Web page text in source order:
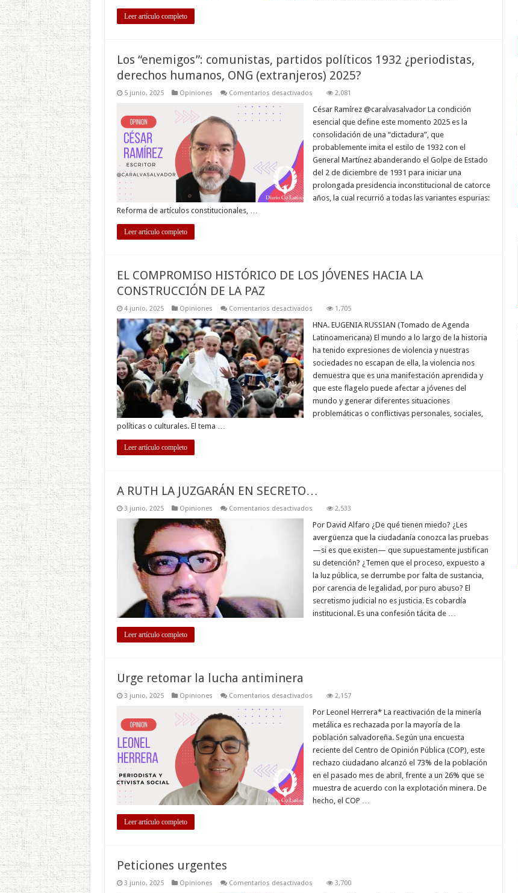
Leer artículo completo
Los “enemigos”: comunistas, partidos políticos 1932 ¿periodistas,
derechos humanos, ONG (extranjeros) 2025?
5 junio, 2025 Opiniones Comentarios desactivadosen
“enemigos”:
partidos
políticos
1932
¿periodistas,
humanos,
ONG
2025?
2,081
César Ramírez @caralvasalvador La condición
esencial que define este momento 2025 es la
consolidación de una “dictadura”, que
probablemente imita el estilo de 1932 con el
General Martínez abanderando el Golpe de Estado
del 2 de diciembre de 1931 para iniciar una
prolongada presidencia inconstitucional de catorce
años, la cual recurrió a todas las variantes espurias:
Reforma de artículos constitucionales, …
Leer artículo completo
EL COMPROMISO HISTÓRICO DE LOS JÓVENES HACIA LA
CONSTRUCCIÓN DE LA PAZ
4 junio, 2025 Opiniones Comentarios desactivadosen
COMPROMISO
DE
LOS
JÓVENES
HACIA
CONSTRUCCIÓN
DE
LA
PAZ
1,705
HNA. EUGENIA RUSSIAN (Tomado de Agenda
Latinoamericana) El mundo a lo largo de la historia
ha tenido expresiones de violencia y nuestras
sociedades no escapan de ella, la violencia nos
demuestra que es una manifestación aprendida y
que este flagelo puede afectar a jóvenes del
mundo y generar diferentes situaciones
problemáticas o conflictivas personales, sociales,
políticas o culturales. El tema …
Leer artículo completo
A RUTH LA JUZGARÁN EN SECRETO…
3 junio, 2025 Opiniones Comentarios desactivadosen
RUTH
JUZGARÁN
SECRETO…
2,533
Por David Alfaro ¿De qué tienen miedo? ¿Les
avergüenza que la ciudadanía conozca las pruebas
—si es que existen— que supuestamente justifican
su detención? ¿Temen que el proceso, expuesto a
la luz pública, se derrumbe por falta de sustancia,
por carencia de legalidad, por puro abuso? El
secretismo judicial no es justicia. Es cobardía
institucional. Es una confesión tácita de …
Leer artículo completo
Urge retomar la lucha antiminera
3 junio, 2025 Opiniones Comentarios desactivadosen
retomar
lucha
antiminera
2,157
Por Leonel Herrera* La reactivación de la minería
metálica es rechazada por la mayoría de la
población salvadoreña. Según una encuesta
reciente del Centro de Opinión Pública (COP), este
rechazo ciudadano alcanzó el 73% de la población
en el pasado mes de abril, frente a un 26% que se
muestra de acuerdo con la explotación minera. De
hecho, el COP …
Leer artículo completo
Peticiones urgentes
3 junio, 2025 Opiniones Comentarios desactivadosen
3,700